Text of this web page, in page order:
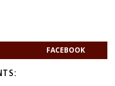
FACEBOOK